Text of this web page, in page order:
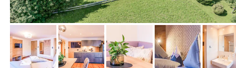
vom Hotelier, März 2023